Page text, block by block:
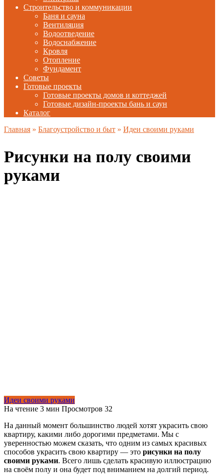
Строительство и коммуникации
Баня и сауна
Вентиляция
Водоотведение
Водоснабжение
Кровля
Отопление
Фундамент
Советы
Готовые проекты
Готовые проекты домов и коттеджей
Готовые дизайн-проекты бань и саун
Каталог
Главная » Благоустройство и быт » Идеи своими руками
Рисунки на полу своими
руками
Идеи своими руками
На чтение 3 мин Просмотров 32
На данный момент большинство людей хотят украсить свою
квартиру, какими либо дорогими предметами. Мы с
уверенностью можем сказать, что одним из самых красивых
способов украсить свою квартиру — это рисунки на полу
своими руками. Всего лишь сделать красивую иллюстрацию
на своём полу и она будет под вниманием на долгий период.